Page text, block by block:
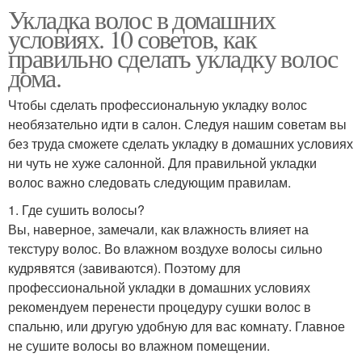
Укладка волос в домашних
условиях. 10 советов, как
правильно сделать укладку волос
дома.
Чтобы сделать профессиональную укладку волос
необязательно идти в салон. Следуя нашим советам вы
без труда сможете сделать укладку в домашних условиях
ни чуть не хуже салонной. Для правильной укладки
волос важно следовать следующим правилам.
1. Где сушить волосы?
Вы, наверное, замечали, как влажность влияет на
текстуру волос. Во влажном воздухе волосы сильно
кудрявятся (завиваются). Поэтому для
профессиональной укладки в домашних условиях
рекомендуем перенести процедуру сушки волос в
спальню, или другую удобную для вас комнату. Главное
не сушите волосы во влажном помещении.